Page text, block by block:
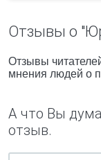
Отзывы о
Отзывы
мнения людей о
А что Вы
отзыв.